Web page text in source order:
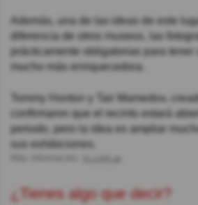
Además, una de las ideas de este
diferencia de otros museos, las
prácticamente obligatorias para tener
mucho más enriquecedora.
Tommy Honton y Tair Mamedov,
confirmaron que el recinto estará
periodo, pero la idea es ampliar
sus exhibiciones.
tn.com.ar
¿Tienes algo que decir?